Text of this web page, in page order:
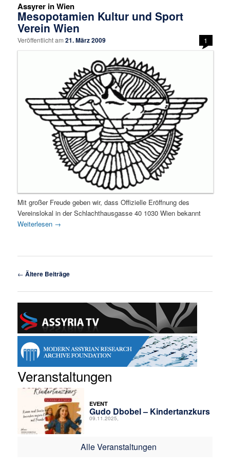
Assyrer in Wien
Mesopotamien Kultur und Sport
Verein Wien
Veröffentlicht am21. März 2009 1
Mit großer Freude geben wir, dass Offizielle Eröffnung des
Vereinslokal in der Schlachthausgasse 40 1030 Wien bekannt
Weiterlesen →
Beitragsnavigation
← Ältere Beiträge
Veranstaltungen
EVENT
Gudo Dbobel – Kindertanzkurs
09.11.2025,
Alle Veranstaltungen